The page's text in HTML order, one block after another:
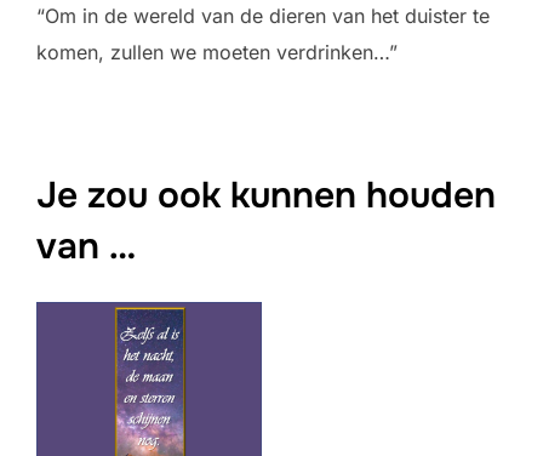
“Om in de wereld van de dieren van het duister te
komen, zullen we moeten verdrinken…”
Je zou ook kunnen houden
van …